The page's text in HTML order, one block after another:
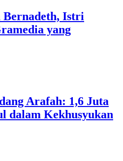
Bernadeth, Istri
yang
Arafah: 1,6 Juta
dalam Kekhusyukan